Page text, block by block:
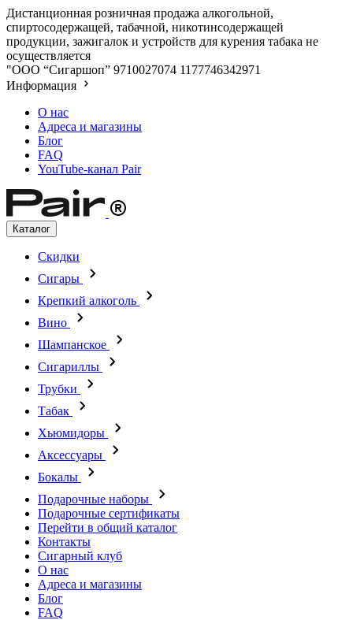
Дистанционная розничная продажа алкогольной,
спиртосодержащей, табачной, никотинсодержащей
продукции, зажигалок и устройств для курения табака не
осуществляется
"ООО “Сигаршоп” 9710027074 1177746342971
Информация
О нас
Адреса и магазины
Блог
FAQ
YouTube-канал Pair
Каталог
Скидки
Сигары
Крепкий алкоголь
Вино
Шампанское
Сигариллы
Трубки
Табак
Хьюмидоры
Аксессуары
Бокалы
Подарочные наборы
Подарочные сертификаты
Перейти в общий каталог
Контакты
Сигарный клуб
О нас
Адреса и магазины
Блог
FAQ